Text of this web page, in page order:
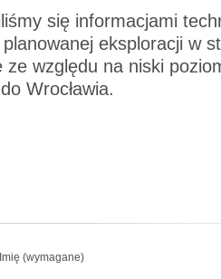
się informacjami
eksploracji w
ze względu na niski
Wrocławia.
Imię (wymagane)